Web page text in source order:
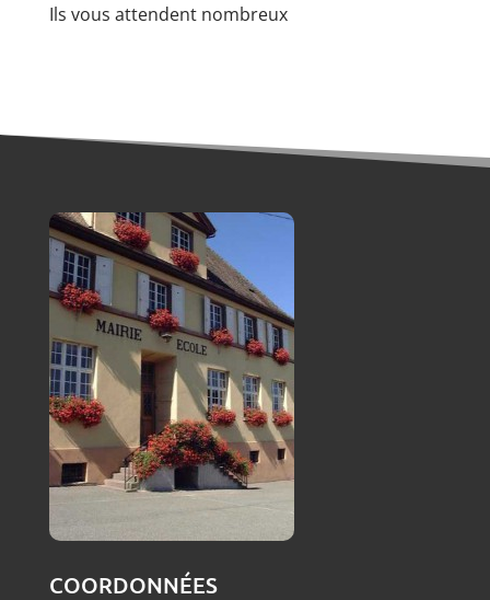
Ils vous attendent nombreux
COORDONNÉES